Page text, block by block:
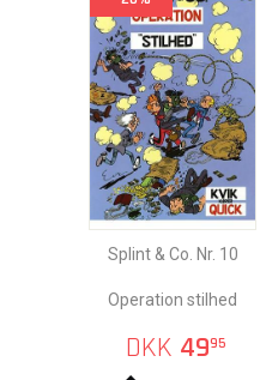
Splint & Co. Nr. 10
Operation stilhed
DKK 4995